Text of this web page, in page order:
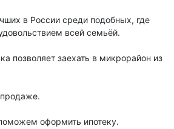
в России среди подобных, где
всей семьёй.
позволяет заехать в микрорайон из
оформить ипотеку.